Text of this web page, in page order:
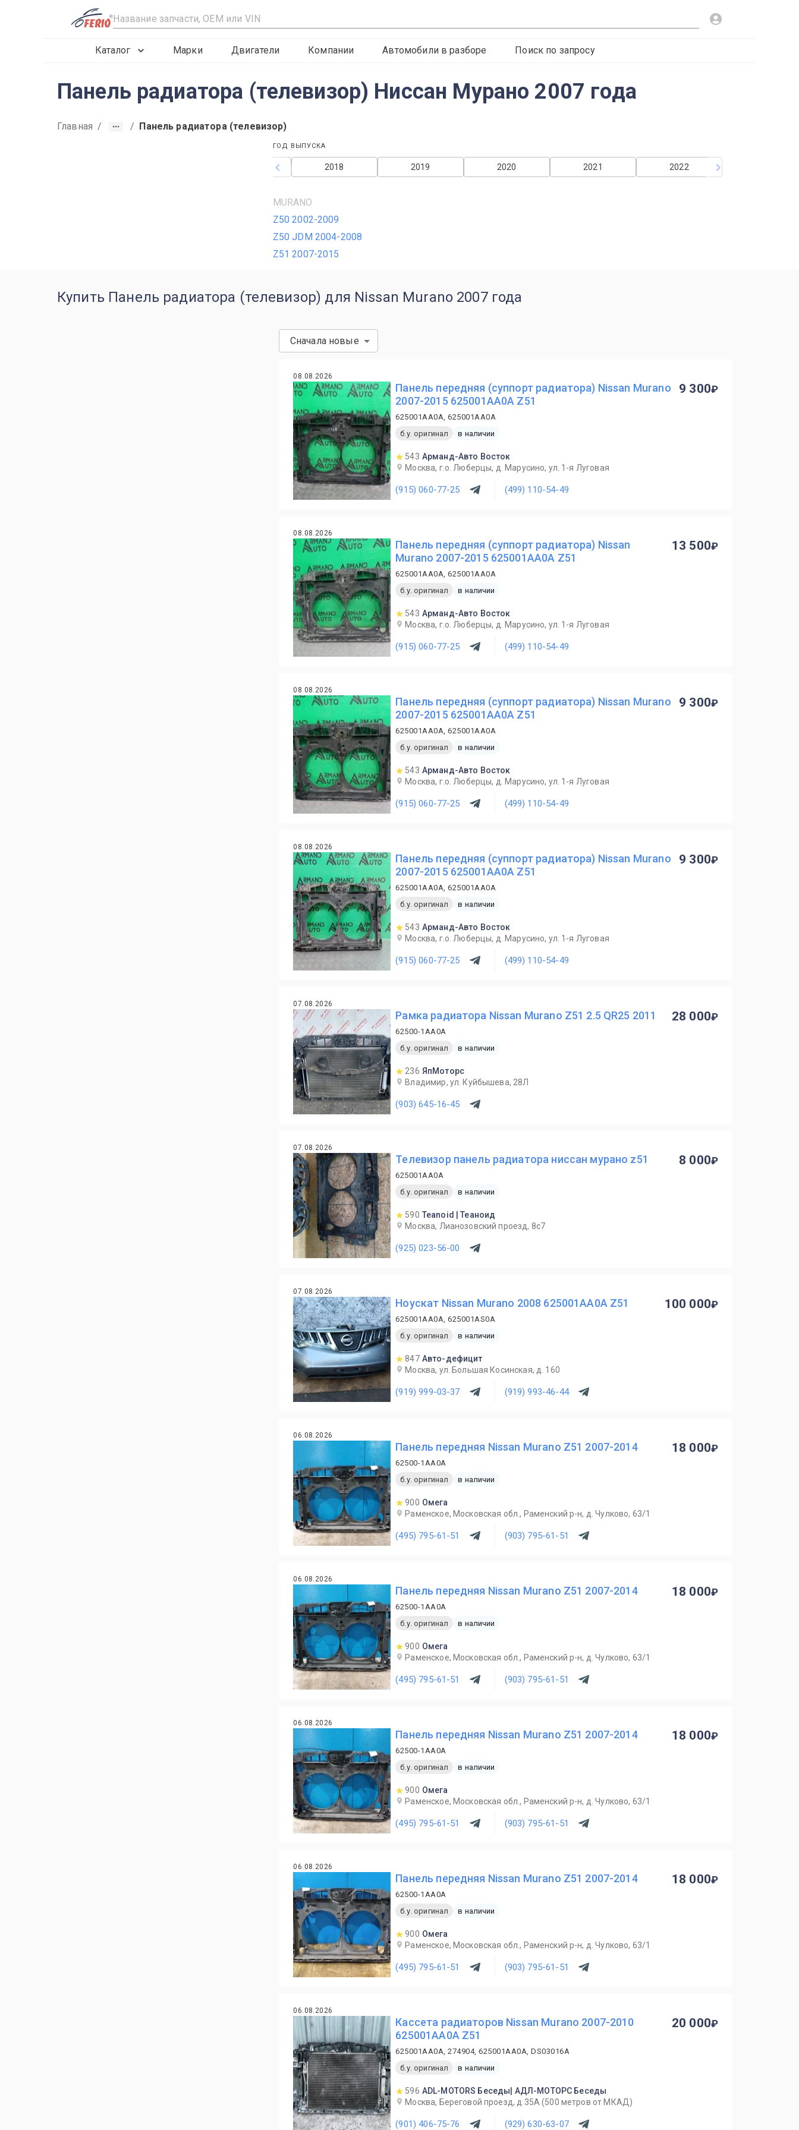
R
Каталог Марки Двигатели Компании Автомобили в разборе Поиск по запросу
Панель радиатора (телевизор) Ниссан Мурано 2007 года
Главная / / Панель радиатора (телевизор)
ГОД ВЫПУСКА
2022
2021
2020
2019
2018
MURANO
Z50 2002-2009
Z50 JDM 2004-2008
Z51 2007-2015
Купить Панель радиатора (телевизор) для Nissan Murano 2007 года
Сначала новые
08.08.2026
Панель передняя (суппорт радиатора) Nissan Murano
2007-2015 625001AA0A Z51
625001AA0A, 625001AA0A
б.у. оригинал
в наличии
543 Арманд-Авто Восток
Москва, г.о. Люберцы, д. Марусино, ул. 1-я Луговая
(915) 060-77-25 (499) 110-54-49
9 300
08.08.2026
Панель передняя (суппорт радиатора) Nissan
Murano 2007-2015 625001AA0A Z51
625001AA0A, 625001AA0A
б.у. оригинал
в наличии
543 Арманд-Авто Восток
Москва, г.о. Люберцы, д. Марусино, ул. 1-я Луговая
(915) 060-77-25 (499) 110-54-49
13 500
08.08.2026
Панель передняя (суппорт радиатора) Nissan Murano
2007-2015 625001AA0A Z51
625001AA0A, 625001AA0A
б.у. оригинал
в наличии
543 Арманд-Авто Восток
Москва, г.о. Люберцы, д. Марусино, ул. 1-я Луговая
(915) 060-77-25 (499) 110-54-49
9 300
08.08.2026
Панель передняя (суппорт радиатора) Nissan Murano
2007-2015 625001AA0A Z51
625001AA0A, 625001AA0A
б.у. оригинал
в наличии
543 Арманд-Авто Восток
Москва, г.о. Люберцы, д. Марусино, ул. 1-я Луговая
(915) 060-77-25 (499) 110-54-49
9 300
07.08.2026
Рамка радиатора Nissan Murano Z51 2.5 QR25 2011
62500-1AA0A
б.у. оригинал
в наличии
236 ЯпМоторс
Владимир, ул. Куйбышева, 28Л
(903) 645-16-45
28 000
07.08.2026
Телевизор панель радиатора ниссан мурано z51
625001AA0A
б.у. оригинал
в наличии
590 Teanoid | Теаноид
Москва, Лианозовский проезд, 8с7
(925) 023-56-00
8 000
07.08.2026
Ноускат Nissan Murano 2008 625001AA0A Z51
625001AA0A, 625001AS0A
б.у. оригинал
в наличии
847 Авто-дефицит
Москва, ул. Большая Косинская, д. 160
(919) 999-03-37 (919) 993-46-44
100 000
06.08.2026
Панель передняя Nissan Murano Z51 2007-2014
62500-1AA0A
б.у. оригинал
в наличии
900 Омега
Раменское, Московская обл., Раменский р-н, д. Чулково, 63/1
(495) 795-61-51 (903) 795-61-51
18 000
06.08.2026
Панель передняя Nissan Murano Z51 2007-2014
62500-1AA0A
б.у. оригинал
в наличии
900 Омега
Раменское, Московская обл., Раменский р-н, д. Чулково, 63/1
(495) 795-61-51 (903) 795-61-51
18 000
06.08.2026
Панель передняя Nissan Murano Z51 2007-2014
62500-1AA0A
б.у. оригинал
в наличии
900 Омега
Раменское, Московская обл., Раменский р-н, д. Чулково, 63/1
(495) 795-61-51 (903) 795-61-51
18 000
06.08.2026
Панель передняя Nissan Murano Z51 2007-2014
62500-1AA0A
б.у. оригинал
в наличии
900 Омега
Раменское, Московская обл., Раменский р-н, д. Чулково, 63/1
(495) 795-61-51 (903) 795-61-51
18 000
06.08.2026
Кассета радиаторов Nissan Murano 2007-2010
625001AA0A Z51
625001AA0A, 274904, 625001AA0A, DS03016A
б.у. оригинал
в наличии
596 ADL-MOTORS Беседы| АДЛ-МОТОРС Беседы
Москва, Береговой проезд, д.35А (500 метров от МКАД)
(901) 406-75-76 (929) 630-63-07
20 000